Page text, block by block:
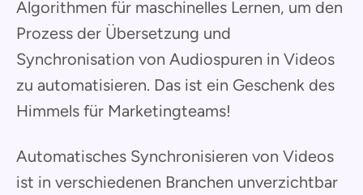
Algorithmen für maschinelles Lernen, um den
Prozess der Übersetzung und
Synchronisation von Audiospuren in Videos
zu automatisieren. Das ist ein Geschenk des
Himmels für Marketingteams!
Automatisches Synchronisieren von Videos
ist in verschiedenen Branchen unverzichtbar